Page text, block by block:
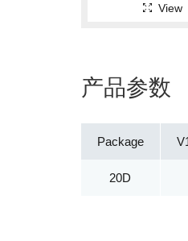
View
产品参数
Package
20D